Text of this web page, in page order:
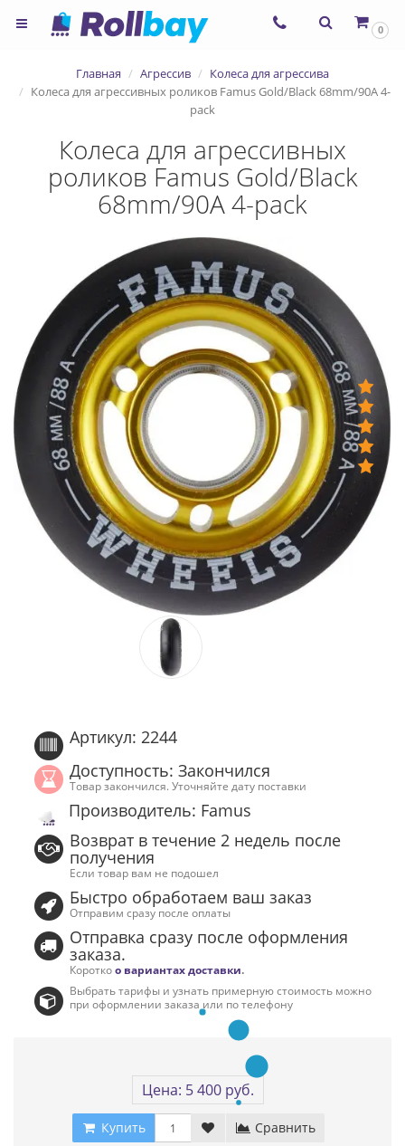
0
Главная Агрессив
Колеса для агрессива
Колеса для агрессивных роликов Famus Gold/Black 68mm/90A 4-
pack
Колеса для агрессивных
роликов Famus Gold/Black
68mm/90A 4-pack
Артикул: 2244
Доступность: Закончился
Товар закончился. Уточняйте дату поставки
Производитель: Famus
Возврат в течение 2 недель после
получения
Если товар вам не подошел
Быстро обработаем ваш заказ
Отправим сразу после оплаты
Отправка сразу после оформления
заказа.
Короткоо вариантах доставки.
Выбрать тарифы и узнать примерную стоимость можно
при оформлении заказа или по телефону
Цена: 5 400 руб.
Купить Сравнить